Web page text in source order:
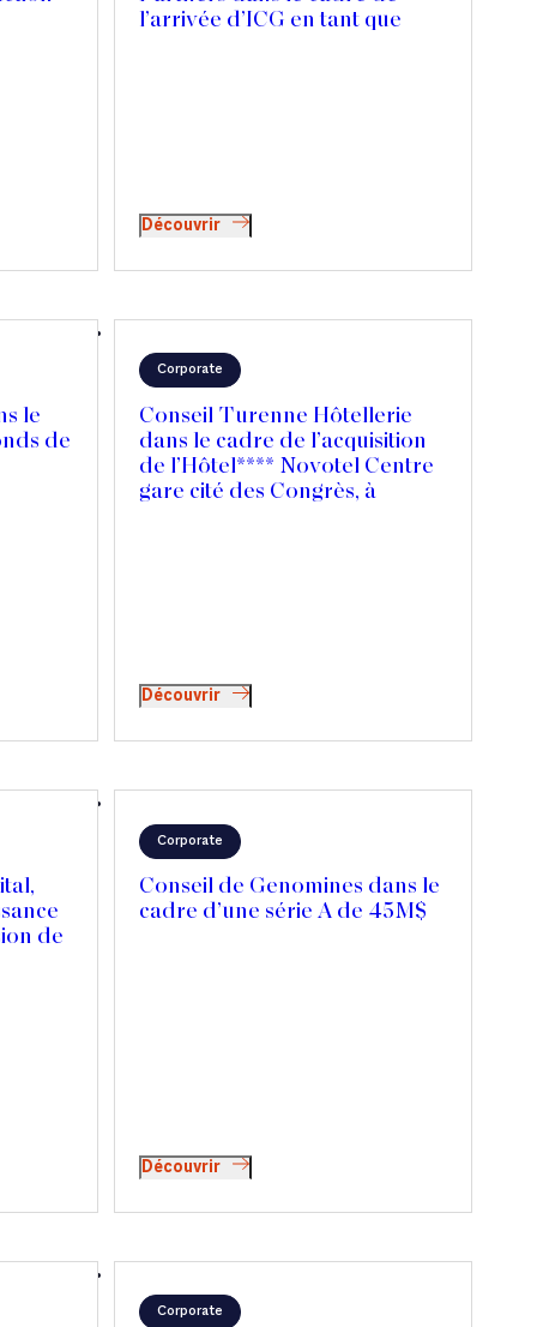
l’arrivée d’ICG en tant que
Découvrir
le
de
Corporate
Conseil Turenne Hôtellerie
dans le cadre de l’acquisition
de l’Hôtel**** Novotel Centre
gare cité des Congrès, à
Découvrir
de
Corporate
Conseil de Genomines dans le
cadre d’une série A de 45M$
Découvrir
Corporate